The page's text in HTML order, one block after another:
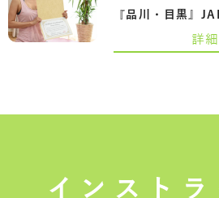
詳
インストラ